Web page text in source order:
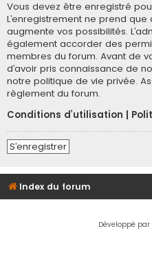
Vous devez être enregistré
L’enregistrement ne prend
augmente vos possibilités.
également accorder des
membres du forum. Avant de
d’avoir pris connaissance de
notre politique de vie privée.
règlement du forum.
Conditions d’utilisation
S’enregistrer
Index du forum
Développé par